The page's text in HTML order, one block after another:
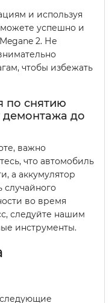
и используя
успешно и
2. Не
чтобы избежать
по снятию
демонтажа до
важно
что автомобиль
а аккумулятор
случайного
во время
следуйте нашим
инструменты.